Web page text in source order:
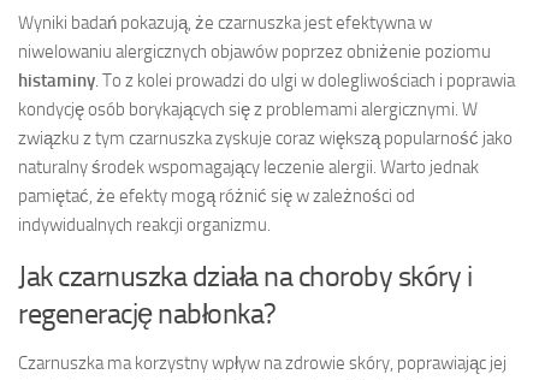
Wyniki badań pokazują, że czarnuszka jest efektywna w
niwelowaniu alergicznych objawów poprzez obniżenie poziomu
histaminy. To z kolei prowadzi do ulgi w dolegliwościach i poprawia
kondycję osób borykających się z problemami alergicznymi. W
związku z tym czarnuszka zyskuje coraz większą popularność jako
naturalny środek wspomagający leczenie alergii. Warto jednak
pamiętać, że efekty mogą różnić się w zależności od
indywidualnych reakcji organizmu.
Jak czarnuszka działa na choroby skóry i
regenerację nabłonka?
Czarnuszka ma korzystny wpływ na zdrowie skóry, poprawiając jej